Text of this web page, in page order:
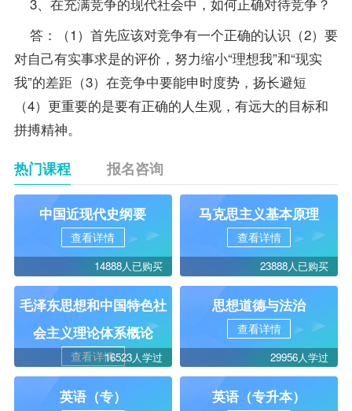
答：（1）首先应该对竞争有一个正确的认识（2）要
对自己有实事求是的评价，努力缩小“理想我”和“现实
我”的差距（3）在竞争中要能申时度势，扬长避短
（4）更重要的是要有正确的人生观，有远大的目标和
拼搏精神。
热门课程 报名咨询
中国近现代史纲要
查看详情
14888人已购买
马克思主义基本原理
查看详情
23888人已购买
毛泽东思想和中国特色社
会主义理论体系概论
查看详情16523人学过
思想道德与法治
查看详情
29956人学过
英语（专） 英语（专升本）